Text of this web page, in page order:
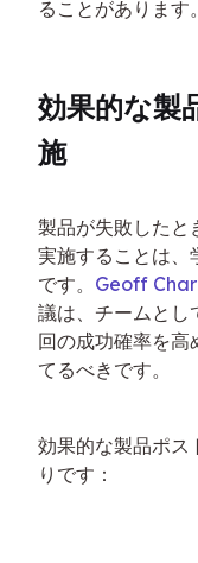
ることがあります。
効果的な製
施
製品が失敗したと
実施することは、
です。 Geoff
議は、チームとし
回の成功確率を高
てるべきです。
効果的な製品ポス
りです：